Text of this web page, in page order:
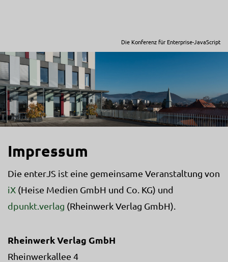
Die Konferenz für Enterprise-JavaScript
Impressum
Die enterJS ist eine gemeinsame Veranstaltung von
iX (Heise Medien GmbH und Co. KG) und
dpunkt.verlag (Rheinwerk Verlag GmbH).
Rheinwerk Verlag GmbH
Rheinwerkallee 4